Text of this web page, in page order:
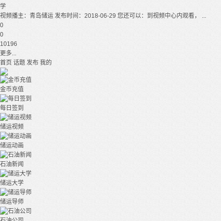
学
视频播主：青岛储运 发布时间：2018-06-29 您还可以：到视频中心内观看， ...
0
0
10196
更多...
首页 话题 发布 我的
金币充值
每日签到
储运视频
储运动画
石油新闻
储运大学
储运导师